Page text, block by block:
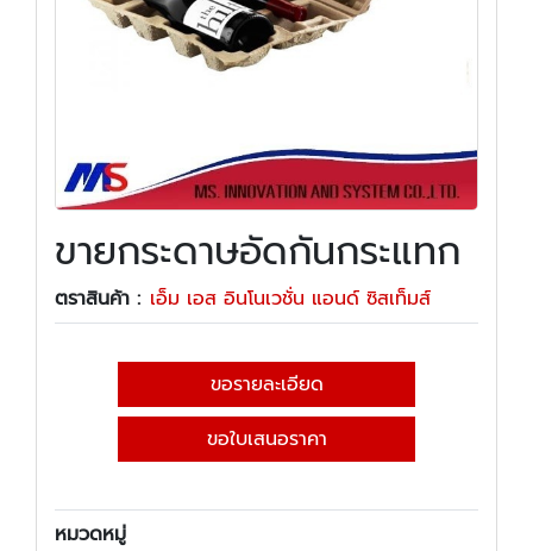
ขายกระดาษอัดกันกระแทก
ตราสินค้า : เอ็ม เอส อินโนเวชั่น แอนด์ ซิสเท็มส์
ขอรายละเอียด
ขอใบเสนอราคา
หมวดหมู่